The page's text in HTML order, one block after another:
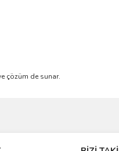
çözüm de sunar.